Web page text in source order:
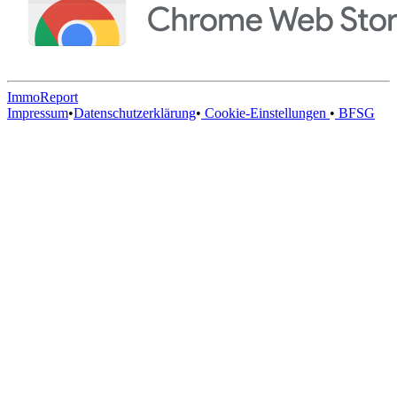
ImmoReport
Impressum•Datenschutzerklärung• Cookie-Einstellungen • BFSG